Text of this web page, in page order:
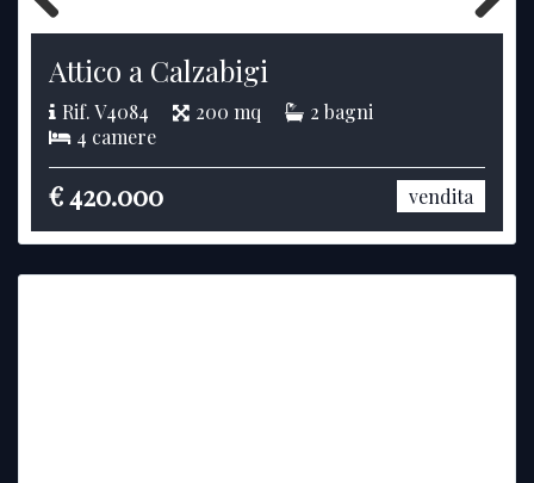
Previous Next
Attico a Calzabigi
Rif. V4084 200 mq
2 bagni
4 camere
€ 420.000 vendita